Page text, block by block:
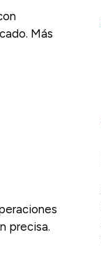
Más
precisa.